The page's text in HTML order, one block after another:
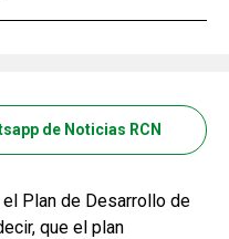
de Noticias RCN
Plan de Desarrollo de
que el plan